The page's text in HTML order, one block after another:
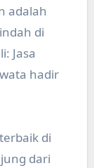
adalah
di
Jasa
hadir
di
dari